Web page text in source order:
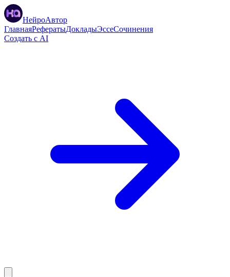
НейроАвтор
ГлавнаяРефератыДокладыЭссеСочинения
Создать с AI